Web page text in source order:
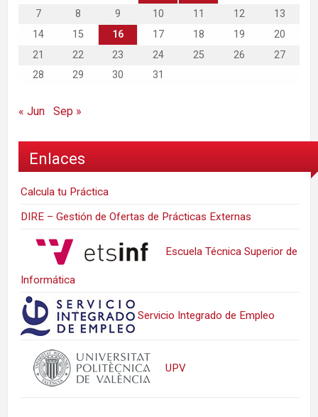
7
8 9 10 11 12
13
14
15 16 17 18 19
20
21
22 23 24 25 26
27
28
29 30 31
« Jun Sep »
Enlaces
Calcula tu Práctica
DIRE – Gestión de Ofertas de Prácticas Externas
Escuela Técnica Superior de
Informática
Servicio Integrado de Empleo
UPV